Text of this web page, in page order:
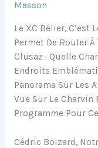
Masson
Le XC Bélier, C’est
Permet De Rouler À
Clusaz : Quelle
Endroits
Panorama Sur Les
Vue Sur Le Charvin
Programme Pour
Cédric Boizard,